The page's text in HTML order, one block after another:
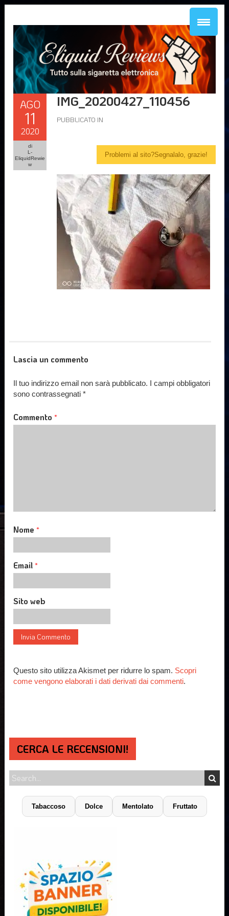
AGO
11
2020
di
L-
EliquidRewie
w
IMG_20200427_110456
PUBBLICATO IN
Problemi al sito?Segnalalo, grazie!
Lascia un commento
Il tuo indirizzo email non sarà pubblicato. I campi obbligatori
sono contrassegnati*
Commento*
Nome*
Email*
Sito web
Questo sito utilizza Akismet per ridurre lo spam. Scopri
come vengono elaborati i dati derivati dai commenti.
CERCA LE RECENSIONI!
Tabaccoso Dolce Mentolato Fruttato